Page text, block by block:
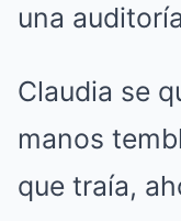
una
Claudia se
manos
que traía,